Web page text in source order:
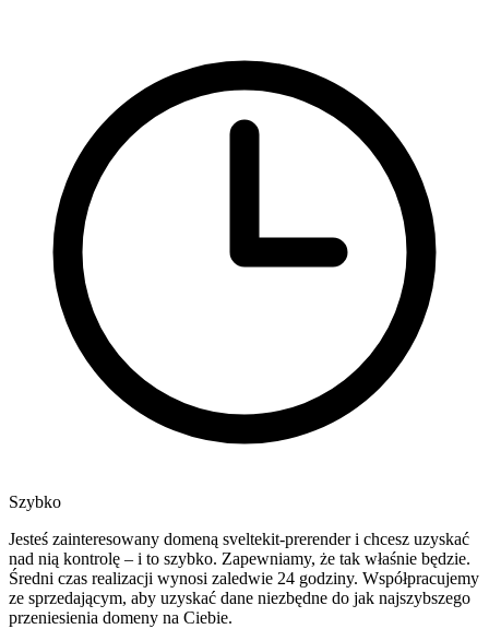
Szybko
Jesteś zainteresowany domeną sveltekit-prerender i chcesz uzyskać
nad nią kontrolę – i to szybko. Zapewniamy, że tak właśnie będzie.
Średni czas realizacji wynosi zaledwie 24 godziny. Współpracujemy
ze sprzedającym, aby uzyskać dane niezbędne do jak najszybszego
przeniesienia domeny na Ciebie.